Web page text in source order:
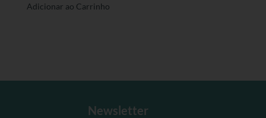
Adicionar ao Carrinho
Newsletter